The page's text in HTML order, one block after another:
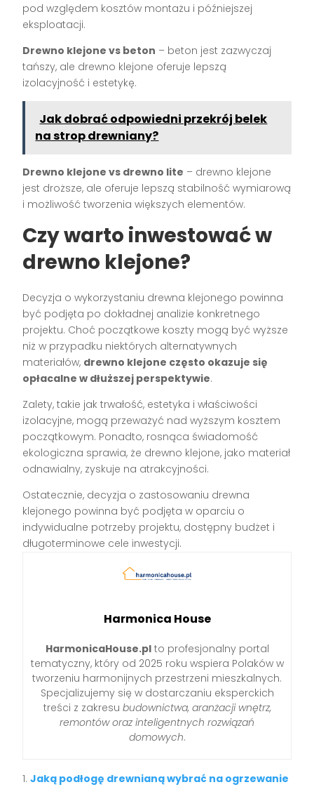
pod względem kosztów montażu i późniejszej
eksploatacji.
Drewno klejone vs beton – beton jest zazwyczaj
tańszy, ale drewno klejone oferuje lepszą
izolacyjność i estetykę.
Jak dobrać odpowiedni przekrój belek
na strop drewniany?
Drewno klejone vs drewno lite – drewno klejone
jest droższe, ale oferuje lepszą stabilność wymiarową
i możliwość tworzenia większych elementów.
Czy warto inwestować w
drewno klejone?
Decyzja o wykorzystaniu drewna klejonego powinna
być podjęta po dokładnej analizie konkretnego
projektu. Choć początkowe koszty mogą być wyższe
niż w przypadku niektórych alternatywnych
materiałów, drewno klejone często okazuje się
opłacalne w dłuższej perspektywie.
Zalety, takie jak trwałość, estetyka i właściwości
izolacyjne, mogą przeważyć nad wyższym kosztem
początkowym. Ponadto, rosnąca świadomość
ekologiczna sprawia, że drewno klejone, jako materiał
odnawialny, zyskuje na atrakcyjności.
Ostatecznie, decyzja o zastosowaniu drewna
klejonego powinna być podjęta w oparciu o
indywidualne potrzeby projektu, dostępny budżet i
długoterminowe cele inwestycji.
Harmonica House
HarmonicaHouse.plto profesjonalny portal
tematyczny, który od 2025 roku wspiera Polaków w
tworzeniu harmonijnych przestrzeni mieszkalnych.
Specjalizujemy się w dostarczaniu eksperckich
treści z zakresu budownictwa, aranżacji wnętrz,
remontów oraz inteligentnych rozwiązań
domowych.
Jaką podłogę drewnianą wybrać na ogrzewanie